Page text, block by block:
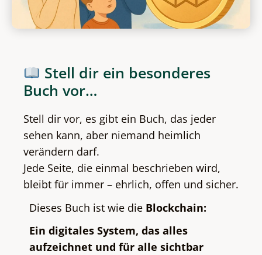
Stell dir ein besonderes
Buch vor…
Stell dir vor, es gibt ein Buch, das jeder
sehen kann, aber niemand heimlich
verändern darf.
Jede Seite, die einmal beschrieben wird,
bleibt für immer – ehrlich, offen und sicher.
Dieses Buch ist wie die Blockchain:
Ein digitales System, das alles
aufzeichnet und für alle sichtbar